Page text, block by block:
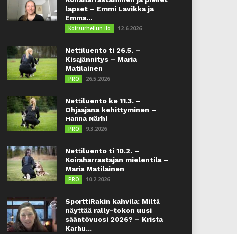
lapset – Emmi Lavikka ja
Emma...
Koiraurheilun ilo 12.6.2026
Nettiluento ti 26.5. –
Kisajännitys – Maria
Matilainen
PRO 26.5.2026
Nettiluento ke 11.3. –
Ohjaajana kehittyminen –
Hanna Närhi
PRO 9.3.2026
Nettiluento ti 10.2. –
Koiraharrastajan mielentila –
Maria Matilainen
PRO 10.2.2026
SporttiRakin kahvila: Miltä
näyttää rally-tokon uusi
sääntövuosi 2026? – Krista
Karhu...